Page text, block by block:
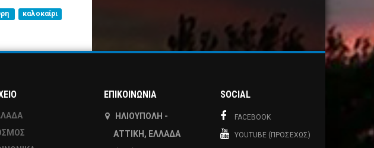
καλοκαίρι
ΕΠΙΚΟΙΝΩΝΙΑ
ΗΛΙΟΎΠΟΛΗ -
ΑΤΤΙΚΉ, ΕΛΛΆΔΑ
SOCIAL
FACEBOOK
YOUTUBE (ΠΡΟΣΕΧΏΣ)